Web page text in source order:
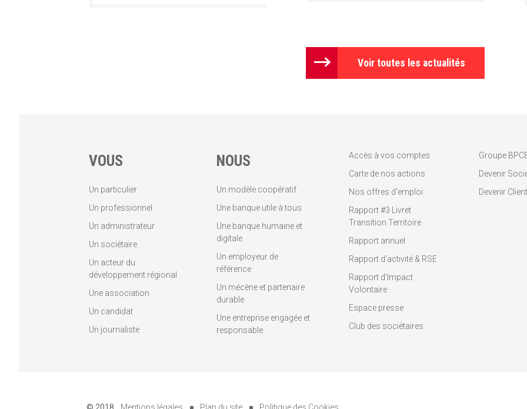
Voir toutes les actualités
VOUS
Un particulier
Un professionnel
Un administrateur
Un sociétaire
Un acteur du
développement régional
Une association
Un candidat
Un journaliste
NOUS
Un modèle coopératif
Une banque utile à tous
Une banque humaine et
digitale
Un employeur de
référence
Un mécène et partenaire
durable
Une entreprise engagée et
responsable
Accès à vos comptes
Carte de nos actions
Nos offres d'emploi
Rapport #3 Livret
Transition Territoire
Rapport annuel
Rapport d'activité & RSE
Rapport d'Impact
Volontaire
Espace presse
Club des sociétaires
Groupe
Devenir
Devenir Client